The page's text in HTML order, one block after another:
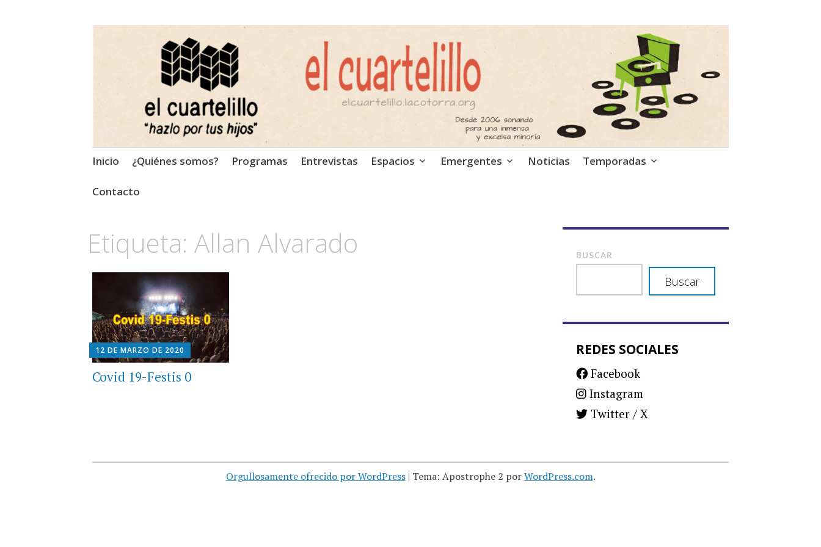
El Cuartelillo
Programa de radio de música independiente. Podcast
Saltar
contenido
Inicio ¿Quiénes somos? Programas Entrevistas Espacios Emergentes Noticias Temporadas
Contacto
Etiqueta: Allan Alvarado
12 DE MARZO DE 2020
Covid 19-Festis 0
BUSCAR
Buscar
REDES SOCIALES
Facebook
Instagram
Twitter / X
Orgullosamente ofrecido por WordPress | Tema: Apostrophe 2 porWordPress.com.